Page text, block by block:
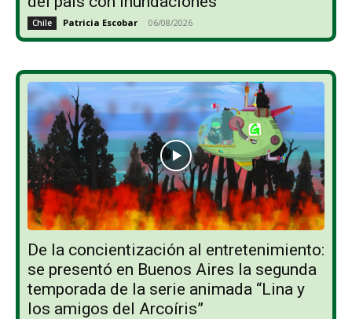
Chile Patricia Escobar - 06/08/2026
De la concientización al entretenimiento:
se presentó en Buenos Aires la segunda
temporada de la serie animada “Lina y
los amigos del Arcoíris”